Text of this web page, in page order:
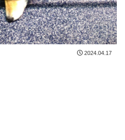
2024.04.17